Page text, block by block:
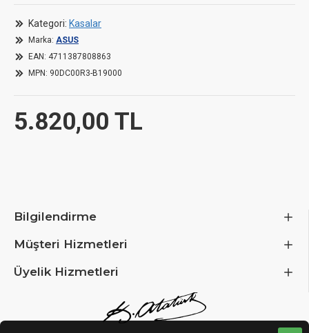
gaming or content creation systems that demand powerful
Thoughtful airflow optimization is also a key feature, with
strategically placed ventilation and fan mounting options that
between form and function, offering a premium foundation for
builders seeking simplicity, performance, and future-proof
5.820,00 TL
Kategori: Kasalar
Marka: ASUS
EAN: 4711387808863
MPN: 90DC00R3-B19000
Bilgilendirme
Müşteri Hizmetleri
Üyelik Hizmetleri